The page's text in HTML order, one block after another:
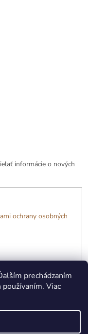
prechádzaním
Viac
informácie o nových
ochrany osobných